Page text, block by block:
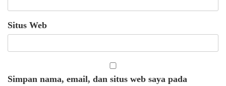
Situs Web
Simpan nama, email, dan situs web saya pada